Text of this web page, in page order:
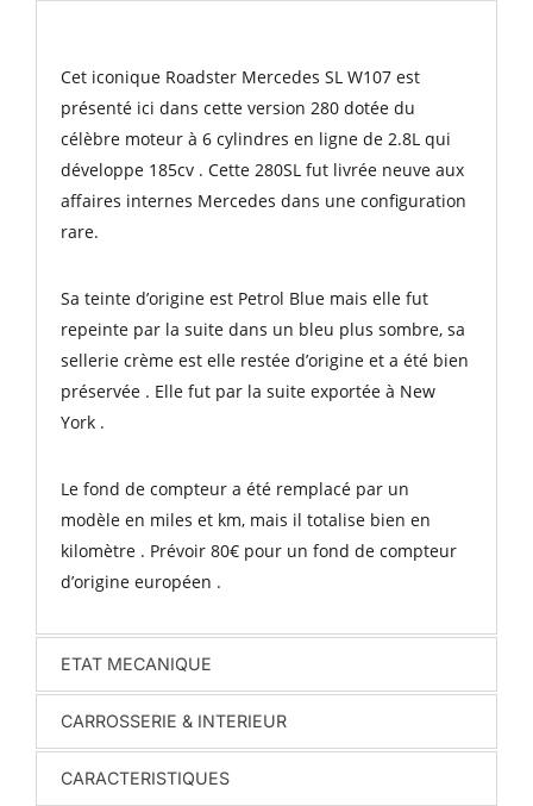
Cet iconique Roadster Mercedes SL W107 est
présenté ici dans cette version 280 dotée du
célèbre moteur à 6 cylindres en ligne de 2.8L qui
développe 185cv . Cette 280SL fut livrée neuve aux
affaires internes Mercedes dans une configuration
rare.
Sa teinte d’origine est Petrol Blue mais elle fut
repeinte par la suite dans un bleu plus sombre, sa
sellerie crème est elle restée d’origine et a été bien
préservée . Elle fut par la suite exportée à New
York .
Le fond de compteur a été remplacé par un
modèle en miles et km, mais il totalise bien en
kilomètre . Prévoir 80€ pour un fond de compteur
d’origine européen .
ETAT MECANIQUE
CARROSSERIE & INTERIEUR
CARACTERISTIQUES